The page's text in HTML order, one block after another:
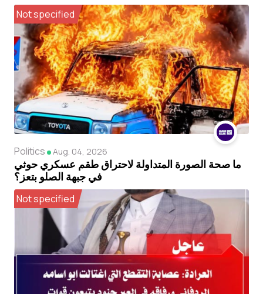
Not specified
Politics Aug. 04, 2026
ما صحة الصورة المتداولة لاحتراق طقم عسكري حوثي
في جبهة الصلو بتعز؟
Not specified